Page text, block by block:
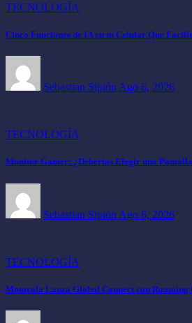
TECNOLOGÍA
Cinco Funciones de IA en tu Celular Que
Sebastian Sipión Ago 6, 2026
TECNOLOGÍA
Monitor Gamer: ¿Deberías Elegir una
Sebastian Sipión Ago 6, 2026
TECNOLOGÍA
Motorola Lanza Global Connect con Roaming